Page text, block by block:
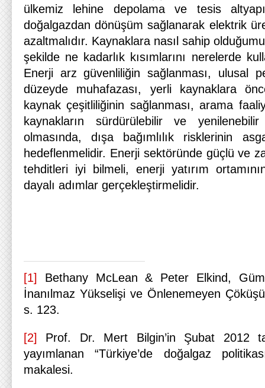
ülkemiz lehine depolama ve tesis
doğalgazdan dönüşüm sağlanarak elektrik
azaltmalıdır. Kaynaklara nasıl sahip
şekilde ne kadarlık kısımlarını nerelerde
Enerji arz güvenliliğin sağlanması, ulusal
düzeyde muhafazası, yerli kaynaklara
kaynak çeşitliliğinin sağlanması, arama
kaynakların sürdürülebilir ve
olmasında, dışa bağımlılık risklerinin
hedeflenmelidir. Enerji sektöründe güçlü ve
tehditleri iyi bilmeli, enerji yatırım
dayalı adımlar gerçekleştirmelidir.
[1]
Bethany McLean & Peter Elkind,
İnanılmaz Yükselişi ve Önlenemeyen
s. 123.
[2]
Prof. Dr. Mert Bilgin’in Şubat 2012
yayımlanan “Türkiye’de doğalgaz
makalesi.